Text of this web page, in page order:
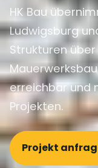
HK Bau
Ludwigsburg
Strukturen
erreichbar und
Projekten.
Projekt